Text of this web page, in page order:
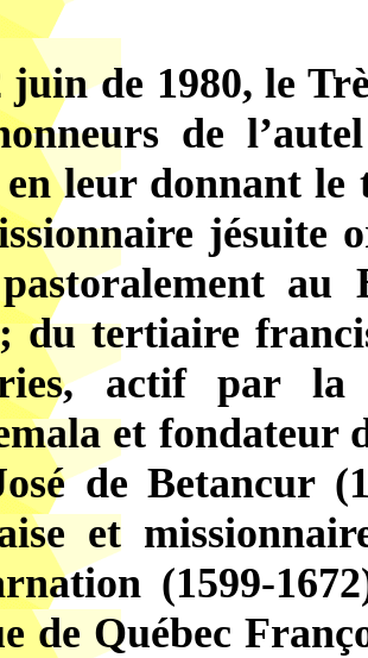
juin de 1980, le
de
leur donnant le
jésuite
au
du tertiaire
actif par la
et fondateur
de Betancur
et
(1599-
de Québec